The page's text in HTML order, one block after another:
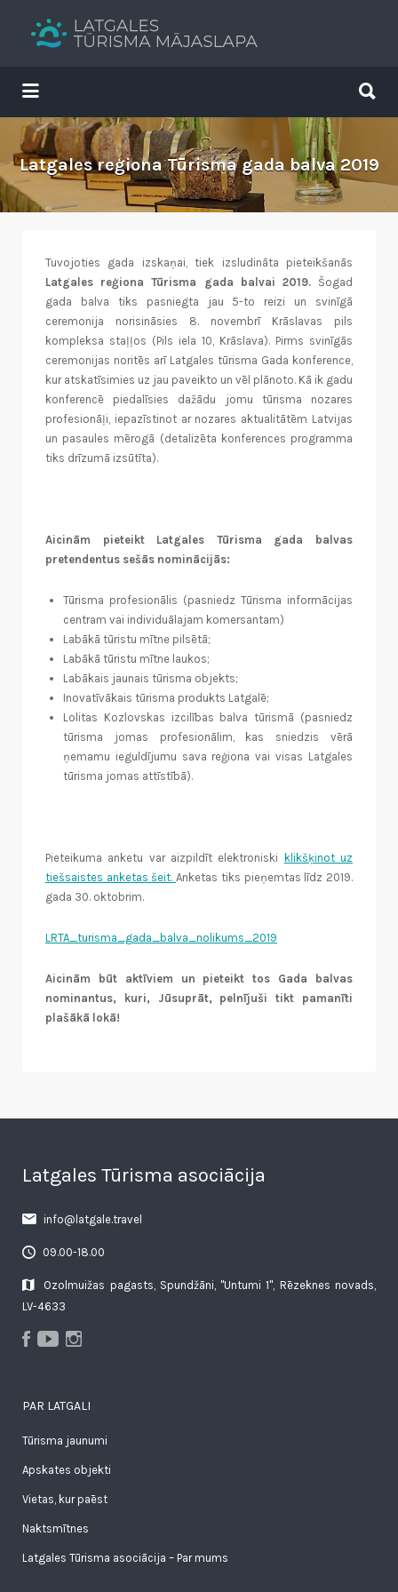
Tavs brīvdienu ceļvedis
Search
for:
for:
Latgales reģiona Tūrisma gada balva 2019
​Tuvojoties gada izskaņai, tiek izsludināta pieteikšanās
Latgales reģiona Tūrisma gada balvai 2019.Šogad
gada balva tiks pasniegta jau 5-to reizi un svinīgā
ceremonija norisināsies 8. novembrī Krāslavas pils
kompleksa staļļos (Pils iela 10, Krāslava). Pirms svinīgās
ceremonijas noritēs arī Latgales tūrisma Gada konference,
kur atskatīsimies uz jau paveikto un vēl plānoto. Kā ik gadu
konferencē piedalīsies dažādu jomu tūrisma nozares
profesionāļi, iepazīstinot ar nozares aktualitātēm Latvijas
un pasaules mērogā (detalizēta konferences programma
tiks drīzumā izsūtīta).
Aicinām pieteikt Latgales Tūrisma gada balvas
pretendentus sešās nominācijās:
Tūrisma profesionālis (pasniedz Tūrisma informācijas
centram vai individuālajam komersantam)
Labākā tūristu mītne pilsētā;
Labākā tūristu mītne laukos;
Labākais jaunais tūrisma objekts;
Inovatīvākais tūrisma produkts Latgalē;
Lolitas Kozlovskas izcilības balva tūrismā (pasniedz
tūrisma jomas profesionālim, kas sniedzis vērā
ņemamu ieguldījumu sava reģiona vai visas Latgales
tūrisma jomas attīstībā).
Pieteikuma anketu var aizpildīt elektroniski klikšķinot uz
tiešsaistes anketas šeit.Anketas tiks pieņemtas līdz 2019.
gada 30. oktobrim.
LRTA_turisma_gada_balva_nolikums_2019
Aicinām būt aktīviem un pieteikt tos Gada balvas
nominantus, kuri, Jūsuprāt, pelnījuši tikt pamanīti
plašākā lokā!
Latgales Tūrisma asociācija
info@latgale.travel
09.00-18.00
Ozolmuižas pagasts, Spundžāni, "Untumi 1", Rēzeknes novads,
LV-4633
PAR LATGALI
Tūrisma jaunumi
Apskates objekti
Vietas, kur paēst
Naktsmītnes
Latgales Tūrisma asociācija – Par mums